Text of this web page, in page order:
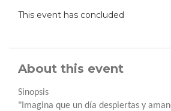
This event has concluded
About this event
Sinopsis
"Imagina que un día despiertas y